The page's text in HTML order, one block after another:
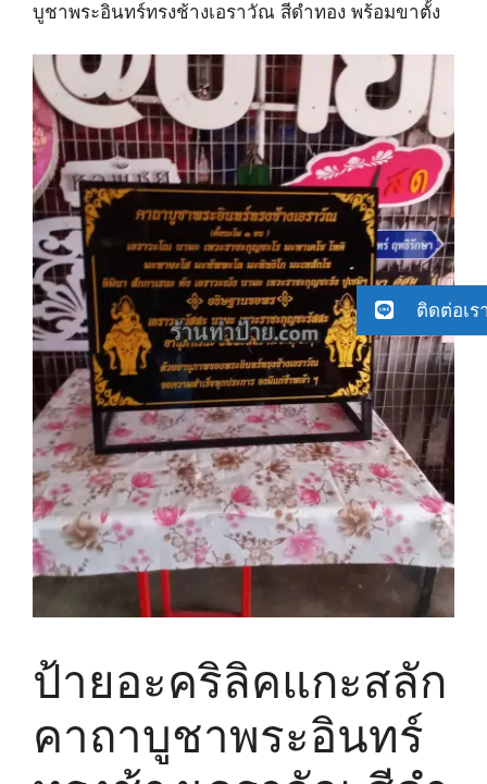
บูชาพระอินทร์ทรงช้างเอราวัณ สีดำทอง พร้อมขาตั้ง
ป้ายอะคริลิคแกะสลัก
คาถาบูชาพระอินทร์
ติดต่อเร